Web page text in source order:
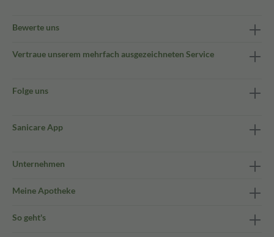
Bewerte uns
Vertraue unserem mehrfach ausgezeichneten Service
Folge uns
Sanicare App
Unternehmen
Meine Apotheke
So geht's